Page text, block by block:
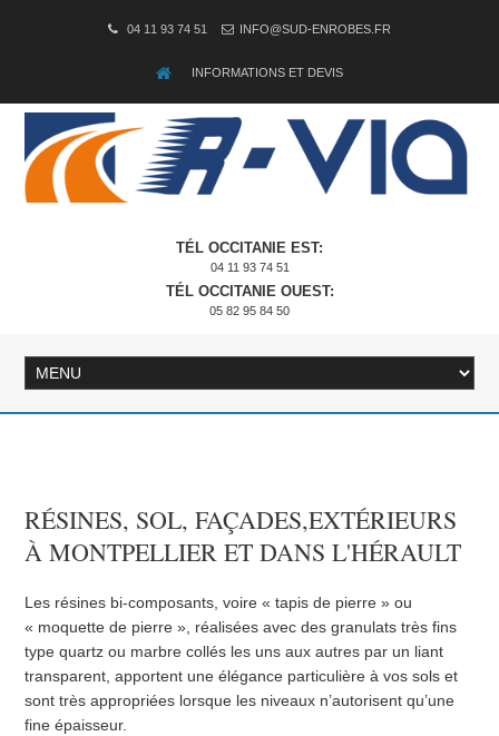
04 11 93 74 51 INFO@SUD-ENROBES.FR
INFORMATIONS ET DEVIS
TÉL OCCITANIE EST:
04 11 93 74 51
TÉL OCCITANIE OUEST:
05 82 95 84 50
RÉSINES, SOL, FAÇADES,EXTÉRIEURS
À MONTPELLIER ET DANS L'HÉRAULT
Les résines bi-composants, voire « tapis de pierre » ou
« moquette de pierre », réalisées avec des granulats très fins
type quartz ou marbre collés les uns aux autres par un liant
transparent, apportent une élégance particulière à vos sols et
sont très appropriées lorsque les niveaux n’autorisent qu’une
fine épaisseur.